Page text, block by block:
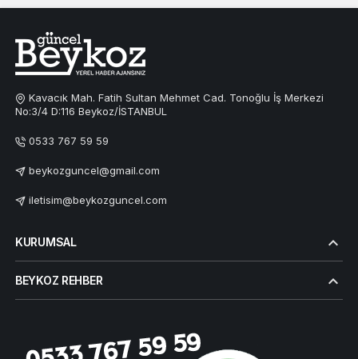
Kavacık Mah. Fatih Sultan Mehmet Cad. Tonoğlu İş Merkezi
No:3/4 D:116 Beykoz/İSTANBUL
0533 767 59 59
beykozguncel@gmail.com
iletisim@beykozguncel.com
KURUMSAL
BEYKOZ REHBER